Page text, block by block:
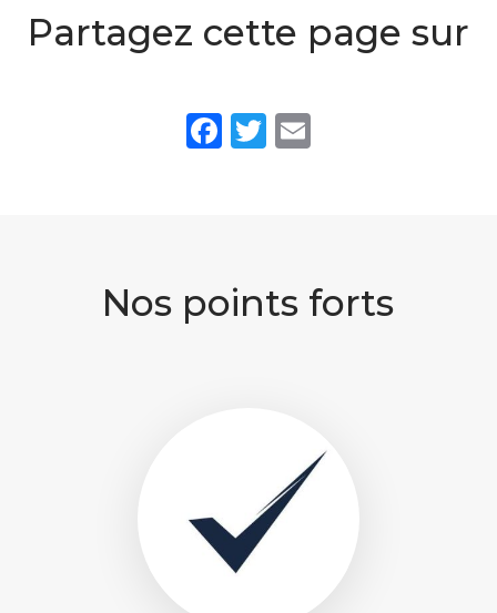
Partagez cette page sur
Facebook
Twitter
Nos points forts